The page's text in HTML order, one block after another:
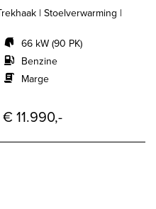
| Stoelverwarming |
66 kW (90 PK)
Benzine
Marge
€ 11.990,-